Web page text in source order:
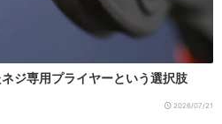
ジ専用プライヤーという選択肢
2026/07/21